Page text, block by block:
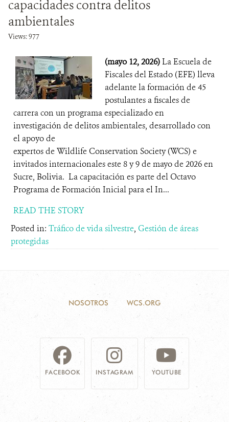
capacidades contra delitos
ambientales
Views: 977
(mayo 12, 2026)La Escuela de
Fiscales del Estado (EFE) lleva
adelante la formación de 45
postulantes a fiscales de
carrera con un programa especializado en
investigación de delitos ambientales, desarrollado con
el apoyo de
expertos de Wildlife Conservation Society (WCS) e
invitados internacionales este 8 y 9 de mayo de 2026 en
Sucre, Bolivia. La capacitación es parte del Octavo
Programa de Formación Inicial para el In...
READ THE STORY
Posted in: Tráfico de vida silvestre, Gestión de áreas
protegidas
NOSOTROS WCS.ORG
FACEBOOK INSTAGRAM YOUTUBE